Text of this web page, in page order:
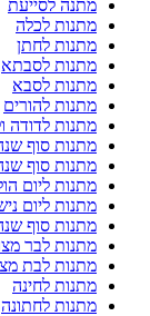
מתנה לסייעת
מתנות לכלה
מתנות לחתן
מתנות לסבתא
מתנות לסבא
מתנות להורים
מתנות לדודה
מתנות סוף
מתנות סוף
מתנות ליום
מתנות ליום
מתנות סוף
מתנות לבר
מתנות לבת
מתנות לחינה
מתנות לחתונה